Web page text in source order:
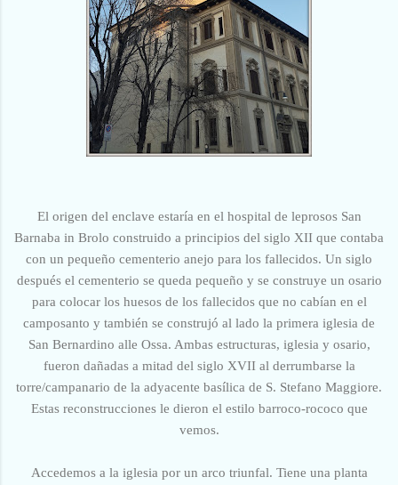
El origen del enclave estaría en el hospital de leprosos San
Barnaba in Brolo construido a principios del siglo XII que contaba
con un pequeño cementerio anejo para los fallecidos. Un siglo
después el cementerio se queda pequeño y se construye un osario
para colocar los huesos de los fallecidos que no cabían en el
camposanto y también se construjó al lado la primera iglesia de
San Bernardino alle Ossa. Ambas estructuras, iglesia y osario,
fueron dañadas a mitad del siglo XVII al derrumbarse la
torre/campanario de la adyacente basílica de S. Stefano Maggiore.
Estas reconstrucciones le dieron el estilo barroco-rococo que
vemos.
Accedemos a la iglesia por un arco triunfal. Tiene una planta